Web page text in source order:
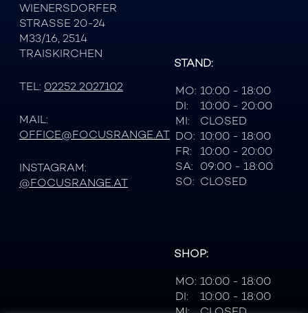
WIENERSDORFER
STRASSE 20-24
M33/16, 2514
TRAISKIRCHEN
TEL: 02252 2027102
MAIL:
OFFICE@FOCUSRANGE.AT
INSTAGRAM:
@FOCUSRANGE.AT
STAND:
MO: 10:00 - 18:00
DI:
10:00 - 20:00
MI:
CLOSED
DO: 10:00 - 18:00
FR:
10:00 - 20:00
SA: 09:00 - 18:00
SO: CLOSED
SHOP:
MO: 10:00 - 18:00
DI:
10:00 - 18:00